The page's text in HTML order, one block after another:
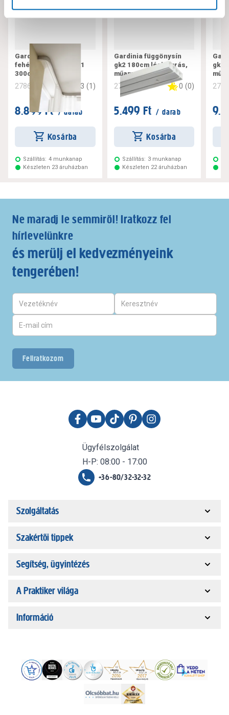
Gardinia műanyag,
fehér függönysín gk1
300cm
278616 3 (1)
8.899 Ft / darab
Kosárba
Szállítás: 4 munkanap
Készleten 23 áruházban
Gardinia függönysín
gk2 180cm légkamrás,
műanyag, fehér
278619 0 (0)
5.499 Ft / darab
Kosárba
Szállítás: 3 munkanap
Készleten 22 áruházban
gk2
Ne maradj le semmiről! Iratkozz fel
hírlevelünkre
és merülj el kedvezményeink
tengerében!
Feliratkozom
Ügyfélszolgálat
H-P: 08:00 - 17:00
+36-80/32-32-32
Szolgáltatás
Szakértői tippek
Segítség, ügyintézés
A Praktiker világa
Információ